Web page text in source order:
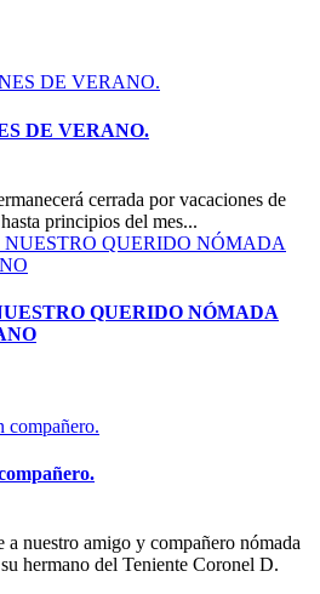
DE VERANO.
cerrada por vacaciones de
principios del mes...
QUERIDO NÓMADA
a nuestro amigo y compañero nómada
hermano del Teniente Coronel D.